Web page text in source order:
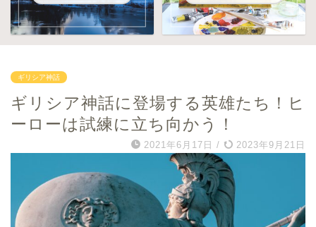
ギリシア神話
ギリシア神話に登場する英雄たち！ヒ
ーローは試練に立ち向かう！
2021年6月17日 / 2023年9月21日